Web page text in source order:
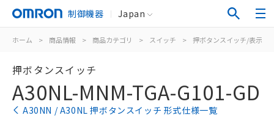
制御機器 Japan
ホーム > 商品情報 > 商品カテゴリ > スイッチ > 押ボタンスイッチ/表示灯
押ボタンスイッチ
A30NL-MNM-TGA-G101-GD
A30NN / A30NL 押ボタンスイッチ 形式仕様一覧